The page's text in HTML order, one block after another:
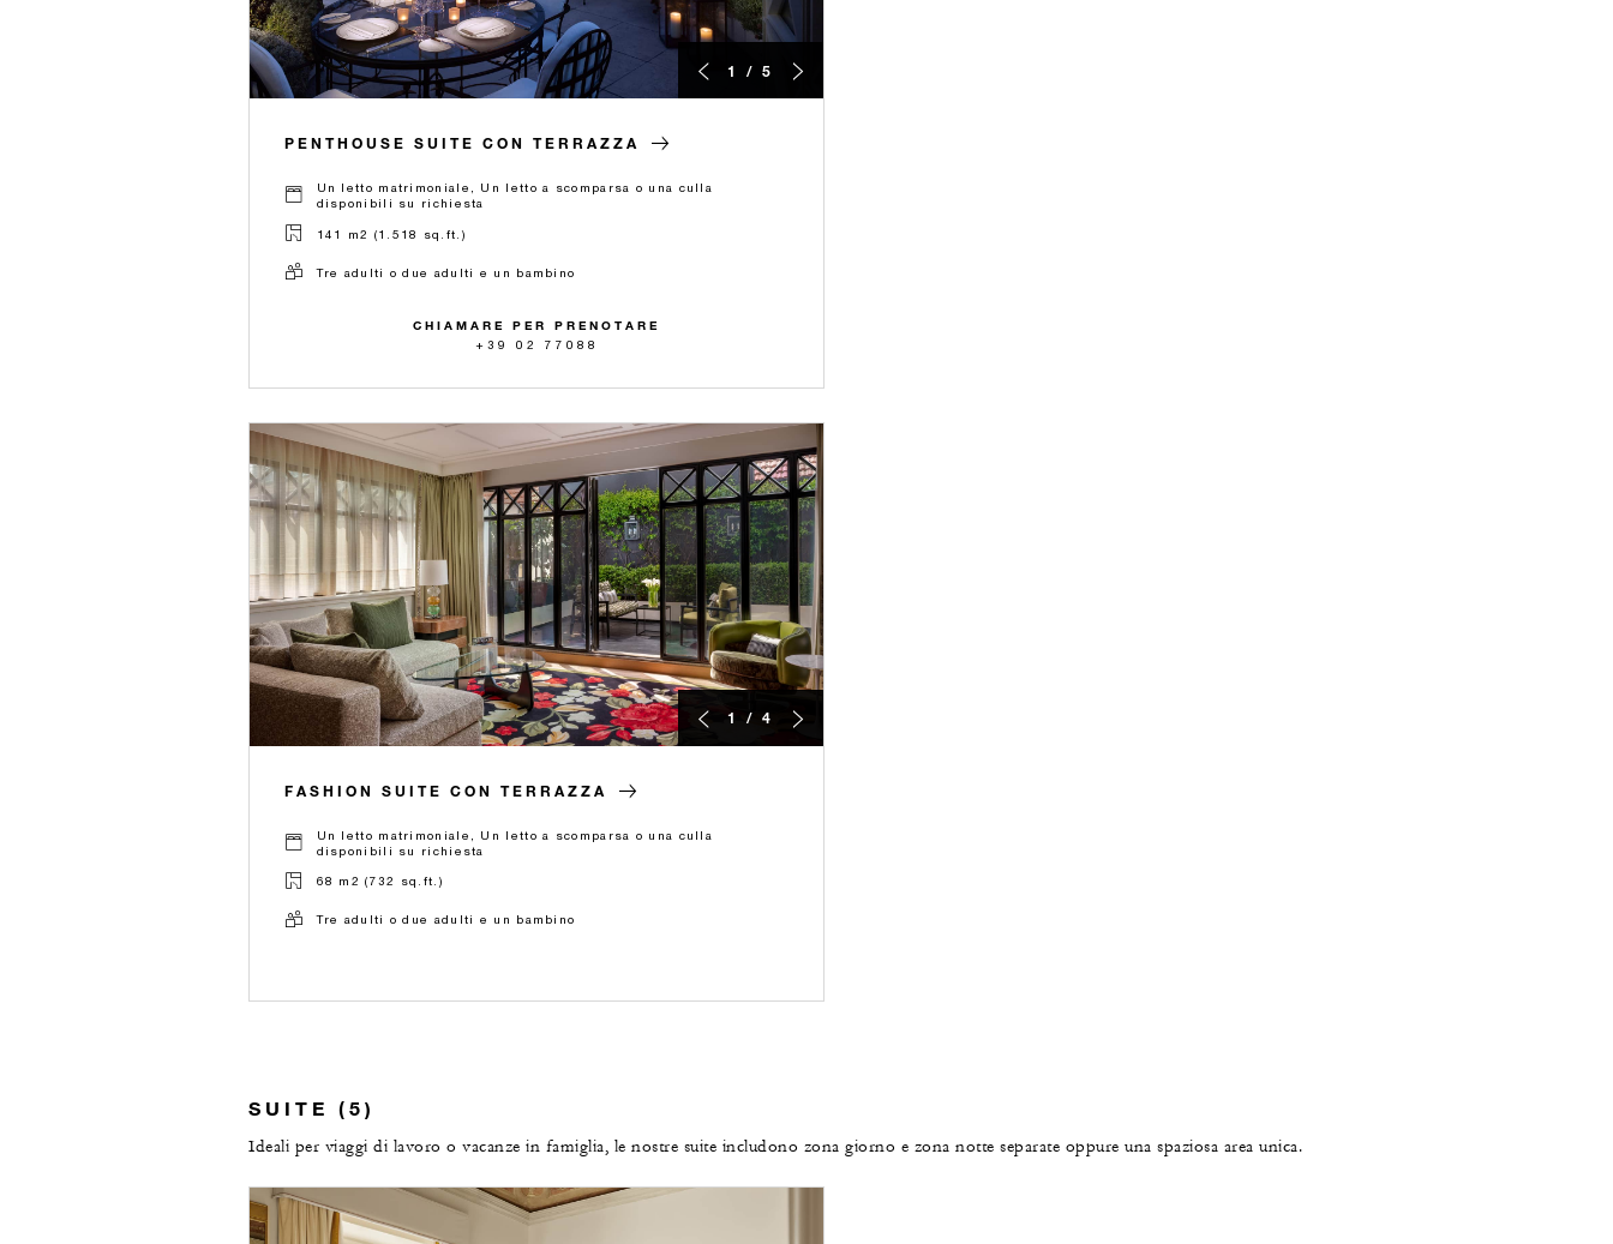
1 / 5
PENTHOUSE SUITE CON TERRAZZA
Un letto matrimoniale, Un letto a scomparsa o una culla
disponibili su richiesta
141 m2 (1.518 sq.ft.)
Tre adulti o due adulti e un bambino
CHIAMARE PER PRENOTARE
+39 02 77088
1 / 4
FASHION SUITE CON TERRAZZA
Un letto matrimoniale, Un letto a scomparsa o una culla
disponibili su richiesta
68 m2 (732 sq.ft.)
Tre adulti o due adulti e un bambino
SUITE (5)
Ideali per viaggi di lavoro o vacanze in famiglia, le nostre suite includono zona giorno e zona notte separate oppure una spaziosa area unica.